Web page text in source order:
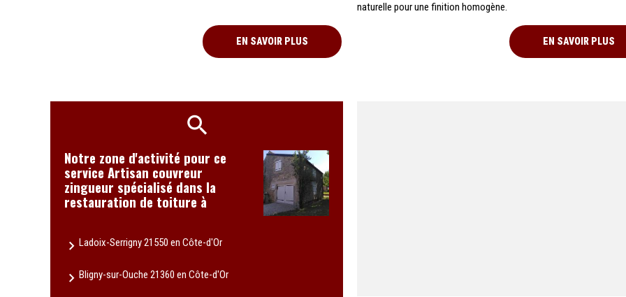
EN SAVOIR PLUS
naturelle pour une finition homogène.
EN SAVOIR PLUS
Notre zone d'activité pour ce
service Artisan couvreur
zingueur spécialisé dans la
restauration de toiture à
Ladoix-Serrigny 21550 en Côte-d'Or
Bligny-sur-Ouche 21360 en Côte-d'Or